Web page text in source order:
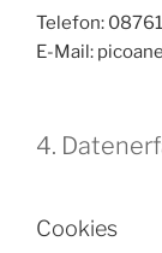
Telefon:
E-Mail:
4.
Cookies